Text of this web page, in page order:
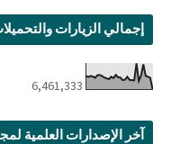
إجمالي الزيارات
6,461,333
آخر الإصدارات العلمية